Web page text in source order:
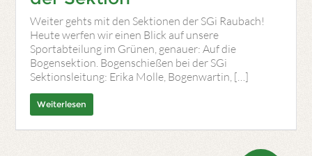
Weiter gehts mit den Sektionen der SGi Raubach!
Heute werfen wir einen Blick auf unsere
Sportabteilung im Grünen, genauer: Auf die
Bogensektion. Bogenschießen bei der SGi
Sektionsleitung: Erika Molle, Bogenwartin, […]
Weiterlesen